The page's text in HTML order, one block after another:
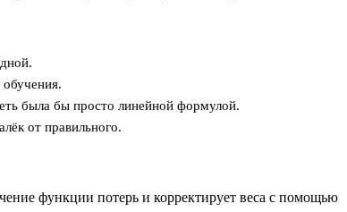
была бы просто линейной формулой.
от правильного.
функции потерь и корректирует веса с помощью